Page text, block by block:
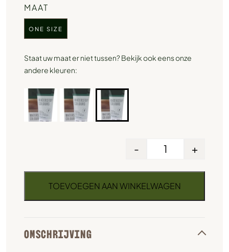
MAAT
ONE SIZE
Staat uw maat er niet tussen? Bekijk ook eens onze
andere kleuren:
- +
TOEVOEGEN AAN WINKELWAGEN
OMSCHRIJVING